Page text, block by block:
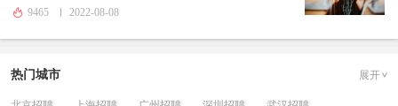
9465
2022-08-08
热门城市 展开